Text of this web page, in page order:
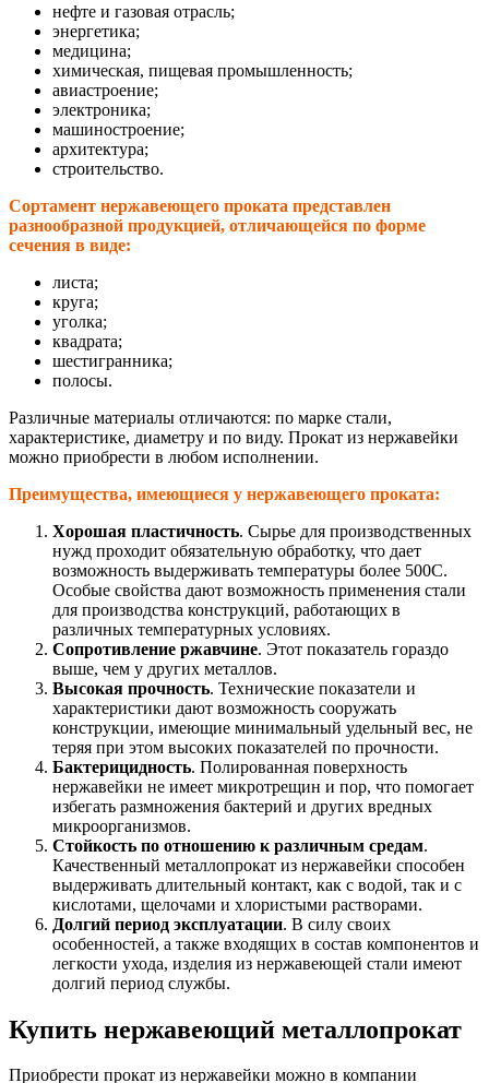
нефте и газовая отрасль;
энергетика;
медицина;
химическая, пищевая промышленность;
авиастроение;
электроника;
машиностроение;
архитектура;
строительство.
Сортамент нержавеющего проката представлен
разнообразной продукцией, отличающейся по форме
сечения в виде:
листа;
круга;
уголка;
квадрата;
шестигранника;
полосы.
Различные материалы отличаются: по марке стали,
характеристике, диаметру и по виду. Прокат из нержавейки
можно приобрести в любом исполнении.
Преимущества, имеющиеся у нержавеющего проката:
Хорошая пластичность. Сырье для производственных
нужд проходит обязательную обработку, что дает
возможность выдерживать температуры более 500С.
Особые свойства дают возможность применения стали
для производства конструкций, работающих в
различных температурных условиях.
Сопротивление ржавчине. Этот показатель гораздо
выше, чем у других металлов.
Высокая прочность. Технические показатели и
характеристики дают возможность сооружать
конструкции, имеющие минимальный удельный вес, не
теряя при этом высоких показателей по прочности.
Бактерицидность. Полированная поверхность
нержавейки не имеет микротрещин и пор, что помогает
избегать размножения бактерий и других вредных
микроорганизмов.
Стойкость по отношению к различным средам.
Качественный металлопрокат из нержавейки способен
выдерживать длительный контакт, как с водой, так и с
кислотами, щелочами и хлористыми растворами.
Долгий период эксплуатации. В силу своих
особенностей, а также входящих в состав компонентов и
легкости ухода, изделия из нержавеющей стали имеют
долгий период службы.
Купить нержавеющий металлопрокат
Приобрести прокат из нержавейки можно в компании